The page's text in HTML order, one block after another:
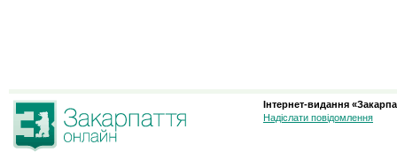
Інтернет-видання
Надіслати повідомлення